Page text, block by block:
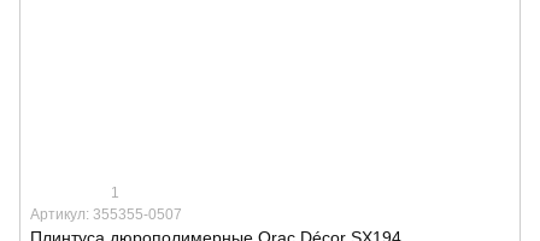
1
Артикул: 355355-0507